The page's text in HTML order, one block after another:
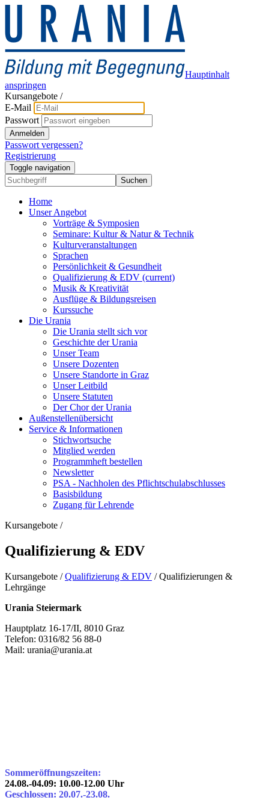
Hauptinhalt
anspringen
Kursangebote /
E-Mail
Passwort
Anmelden
Passwort vergessen?
Registrierung
Toggle navigation
Suchen
Home
Unser Angebot
Vorträge & Symposien
Seminare: Kultur & Natur & Technik
Kulturveranstaltungen
Sprachen
Persönlichkeit & Gesundheit
Qualifizierung & EDV (current)
Musik & Kreativität
Ausflüge & Bildungsreisen
Kurssuche
Die Urania
Die Urania stellt sich vor
Geschichte der Urania
Unser Team
Unsere Dozenten
Unsere Standorte in Graz
Unser Leitbild
Unsere Statuten
Der Chor der Urania
Außenstellenübersicht
Service & Informationen
Stichwortsuche
Mitglied werden
Programmheft bestellen
Newsletter
PSA - Nachholen des Pflichtschulabschlusses
Basisbildung
Zugang für Lehrende
Kursangebote /
Qualifizierung & EDV
Kursangebote /Qualifizierung & EDV /Qualifizierungen &
Lehrgänge
Urania Steiermark
Hauptplatz 16-17/II, 8010 Graz
Telefon: 0316/82 56 88-0
Mail: urania@urania.at
Sommeröffnungszeiten:
24.08.-04.09: 10.00-12.00 Uhr
Geschlossen: 20.07.-23.08.